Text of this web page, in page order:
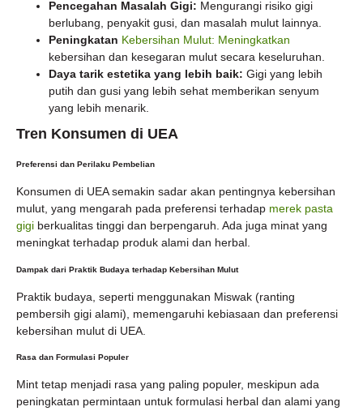
Pencegahan Masalah Gigi: Mengurangi risiko gigi
berlubang, penyakit gusi, dan masalah mulut lainnya.
Peningkatan Kebersihan Mulut: Meningkatkan
kebersihan dan kesegaran mulut secara keseluruhan.
Daya tarik estetika yang lebih baik: Gigi yang lebih
putih dan gusi yang lebih sehat memberikan senyum
yang lebih menarik.
Tren Konsumen di UEA
Preferensi dan Perilaku Pembelian
Konsumen di UEA semakin sadar akan pentingnya kebersihan
mulut, yang mengarah pada preferensi terhadap merek pasta
gigi berkualitas tinggi dan berpengaruh. Ada juga minat yang
meningkat terhadap produk alami dan herbal.
Dampak dari Praktik Budaya terhadap Kebersihan Mulut
Praktik budaya, seperti menggunakan Miswak (ranting
pembersih gigi alami), memengaruhi kebiasaan dan preferensi
kebersihan mulut di UEA.
Rasa dan Formulasi Populer
Mint tetap menjadi rasa yang paling populer, meskipun ada
peningkatan permintaan untuk formulasi herbal dan alami yang